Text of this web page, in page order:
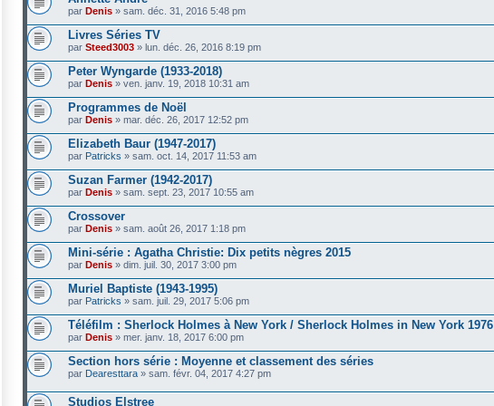
par Denis » sam. déc. 31, 2016 5:48 pm
Livres Séries TV
par Steed3003 » lun. déc. 26, 2016 8:19 pm
Peter Wyngarde (1933-2018)
par Denis » ven. janv. 19, 2018 10:31 am
Programmes de Noël
par Denis » mar. déc. 26, 2017 12:52 pm
Elizabeth Baur (1947-2017)
par Patricks » sam. oct. 14, 2017 11:53 am
Suzan Farmer (1942-2017)
par Denis » sam. sept. 23, 2017 10:55 am
Crossover
par Denis » sam. août 26, 2017 1:18 pm
Mini-série : Agatha Christie: Dix petits nègres 2015
par Denis » dim. juil. 30, 2017 3:00 pm
Muriel Baptiste (1943-1995)
par Patricks » sam. juil. 29, 2017 5:06 pm
Téléfilm : Sherlock Holmes à New York / Sherlock Holmes in New York 1976
par Denis » mer. janv. 18, 2017 6:00 pm
Section hors série : Moyenne et classement des séries
par Dearesttara » sam. févr. 04, 2017 4:27 pm
Studios Elstree